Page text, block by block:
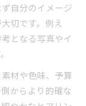
自分のイメージ
切です。例え
となる写真やイ
材や色味、予算
からより的確な